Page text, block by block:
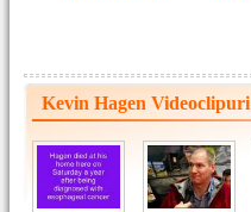
Kevin Hagen Videoclipuri